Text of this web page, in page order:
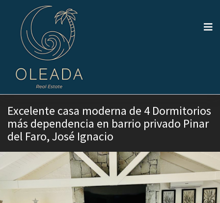
Excelente casa moderna de 4 Dormitorios
más dependencia en barrio privado Pinar
del Faro, José Ignacio